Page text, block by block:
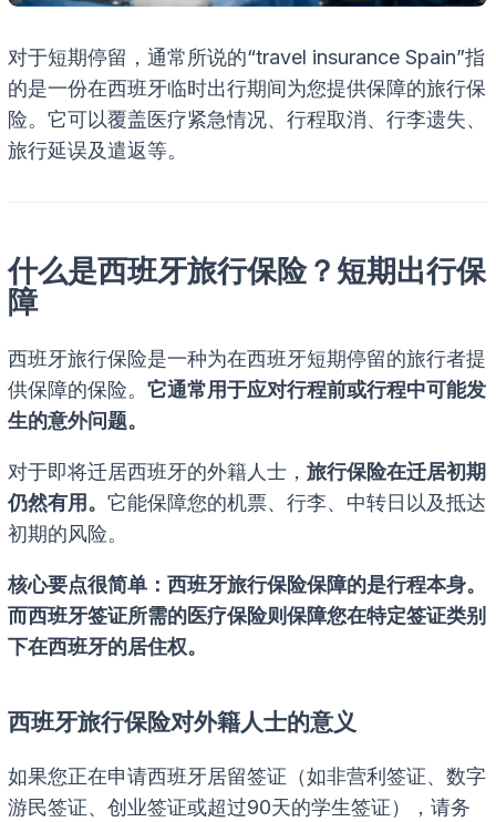
对于短期停留，通常所说的“travel insurance Spain”指
的是一份在西班牙临时出行期间为您提供保障的旅行保
险。它可以覆盖医疗紧急情况、行程取消、行李遗失、
旅行延误及遣返等。
什么是西班牙旅行保险？短期出行保
障
西班牙旅行保险是一种为在西班牙短期停留的旅行者提
供保障的保险。 它通常用于应对行程前或行程中可能发
生的意外问题。
对于即将迁居西班牙的外籍人士， 旅行保险在迁居初期
仍然有用。 它能保障您的机票、行李、中转日以及抵达
初期的风险。
核心要点很简单：西班牙旅行保险保障的是行程本身。
而西班牙签证所需的医疗保险则保障您在特定签证类别
下在西班牙的居住权。
西班牙旅行保险对外籍人士的意义
如果您正在申请西班牙居留签证（如非营利签证、数字
游民签证、创业签证或超过90天的学生签证），请务